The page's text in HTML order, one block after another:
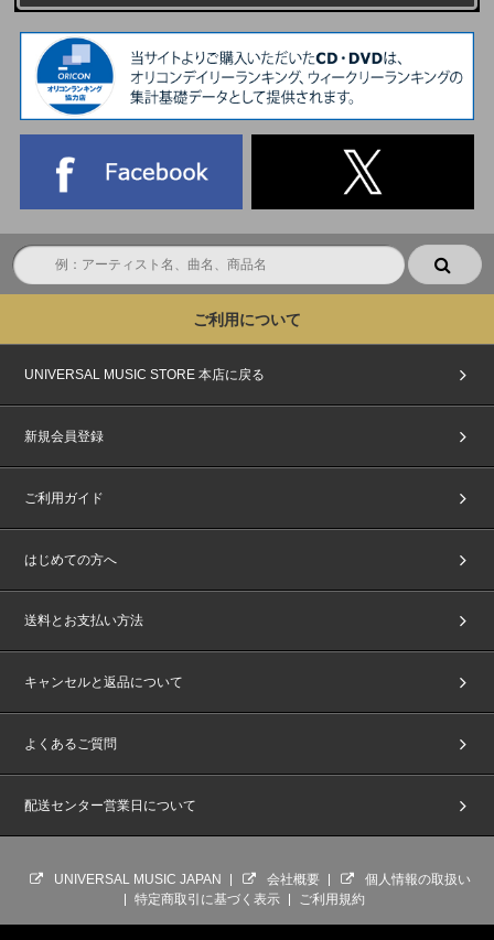
ご利用について
UNIVERSAL MUSIC STORE 本店に戻る
新規会員登録
ご利用ガイド
はじめての方へ
送料とお支払い方法
キャンセルと返品について
よくあるご質問
配送センター営業日について
UNIVERSAL MUSIC JAPAN 会社概要
個人情報の取扱い
特定商取引に基づく表示
ご利用規約